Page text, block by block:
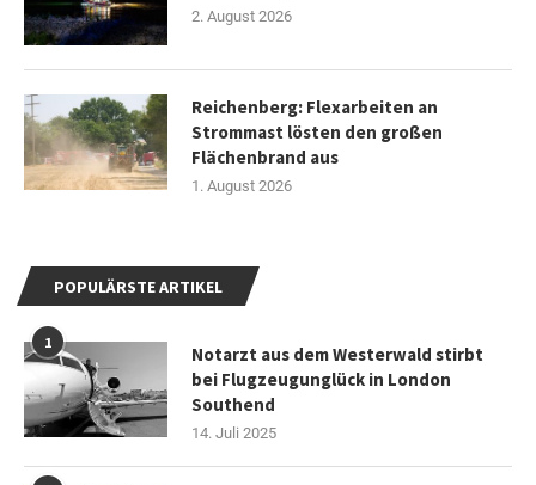
2. August 2026
Reichenberg: Flexarbeiten an
Strommast lösten den großen
Flächenbrand aus
1. August 2026
POPULÄRSTE ARTIKEL
1
Notarzt aus dem Westerwald stirbt
bei Flugzeugunglück in London
Southend
14. Juli 2025